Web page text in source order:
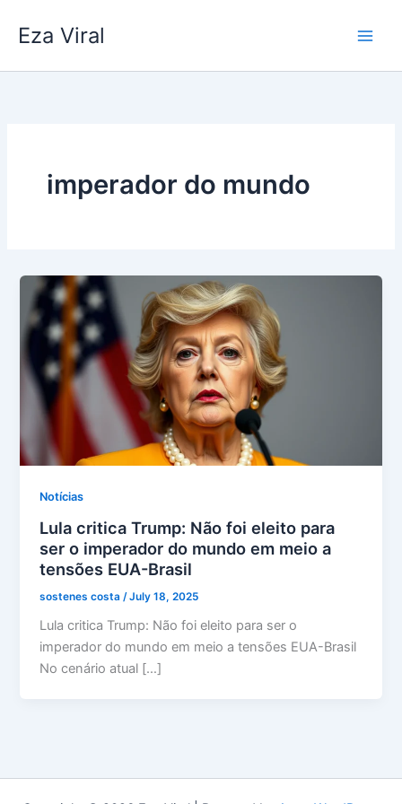
Eza Viral
imperador do mundo
Notícias
Lula critica Trump: Não foi eleito para
ser o imperador do mundo em meio a
tensões EUA-Brasil
sostenes costa /July 18, 2025
Lula critica Trump: Não foi eleito para ser o
imperador do mundo em meio a tensões EUA-Brasil
No cenário atual […]